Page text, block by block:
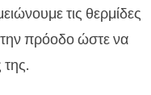
τις θερμίδες
πρόοδο ώστε να